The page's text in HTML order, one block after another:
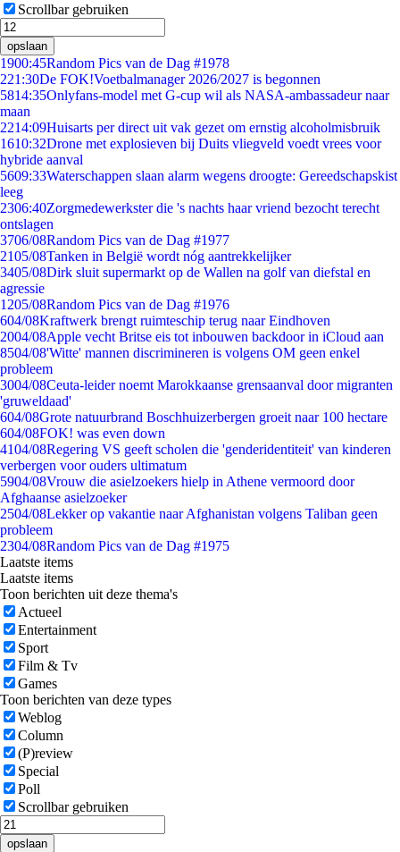
Scrollbar gebruiken
opslaan
1900:45Random Pics van de Dag #1978
221:30De FOK!Voetbalmanager 2026/2027 is begonnen
5814:35Onlyfans-model met G-cup wil als NASA-ambassadeur naar
maan
2214:09Huisarts per direct uit vak gezet om ernstig alcoholmisbruik
1610:32Drone met explosieven bij Duits vliegveld voedt vrees voor
hybride aanval
5609:33Waterschappen slaan alarm wegens droogte: Gereedschapskist
leeg
2306:40Zorgmedewerkster die 's nachts haar vriend bezocht terecht
ontslagen
3706/08Random Pics van de Dag #1977
2105/08Tanken in België wordt nóg aantrekkelijker
3405/08Dirk sluit supermarkt op de Wallen na golf van diefstal en
agressie
1205/08Random Pics van de Dag #1976
604/08Kraftwerk brengt ruimteschip terug naar Eindhoven
2004/08Apple vecht Britse eis tot inbouwen backdoor in iCloud aan
8504/08'Witte' mannen discrimineren is volgens OM geen enkel
probleem
3004/08Ceuta-leider noemt Marokkaanse grensaanval door migranten
'gruweldaad'
604/08Grote natuurbrand Boschhuizerbergen groeit naar 100 hectare
604/08FOK! was even down
4104/08Regering VS geeft scholen die 'genderidentiteit' van kinderen
verbergen voor ouders ultimatum
5904/08Vrouw die asielzoekers hielp in Athene vermoord door
Afghaanse asielzoeker
2504/08Lekker op vakantie naar Afghanistan volgens Taliban geen
probleem
2304/08Random Pics van de Dag #1975
Laatste items
Laatste items
Toon berichten uit deze thema's
Actueel
Entertainment
Sport
Film & Tv
Games
Toon berichten van deze types
Weblog
Column
(P)review
Special
Poll
Scrollbar gebruiken
opslaan